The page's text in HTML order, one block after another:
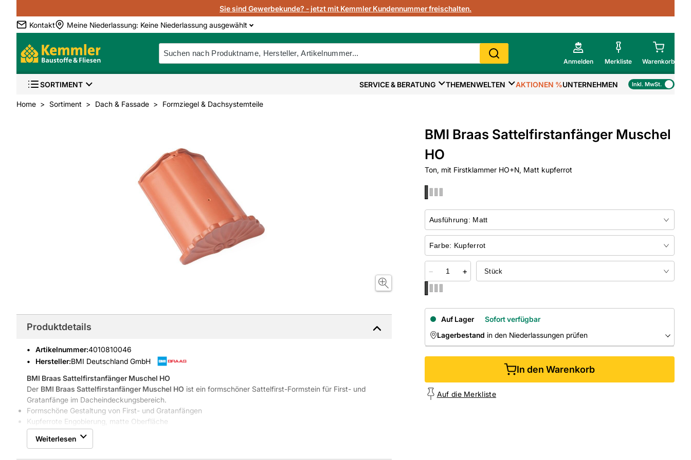
Sie sind Gewerbekunde? - jetzt mit Kemmler Kundennummer freischalten.
Kontakt
Meine Niederlassung: Keine Niederlassung ausgewählt
Anmelden Merkliste Warenkorb
Mein Warenkorb
SORTIMENT SERVICE & BERATUNG THEMENWELTEN AKTIONEN %UNTERNEHMEN Inkl. MwSt.
Home Sortiment Dach & Fassade Formziegel & Dachsystemteile
BMI Braas Sattelfirstanfänger Muschel
HO
Ton, mit Firstklammer HO+N, Matt kupferrot
− +
Auf Lager
Sofort verfügbar
Lagerbestand in den Niederlassungen prüfen
NIEDERLASSUNGEN
In den Warenkorb
Auf die Merkliste
Produktdetails
Artikelnummer:4010810046
Hersteller:BMI Deutschland GmbH
BMI Braas Sattelfirstanfänger Muschel HO
Der BMI Braas Sattelfirstanfänger Muschel HO ist ein formschöner Sattelfirst-Formstein für First- und
Gratanfänge im Dacheindeckungsbereich.
Formschöne Gestaltung von First- und Gratanfängen
Kupferrote Engobierung, matte Oberfläche
Passgenau mit Firstklammer HO+N
Tonmaterial, Gewicht 4,5 kg
Weiterlesen